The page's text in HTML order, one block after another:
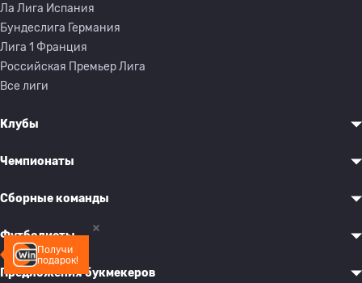
Получи
подарок!
Ла Лига Испания
Бундеслига Германия
Лига 1 Франция
Российская Премьер Лига
Все лиги
Клубы
Чемпионаты
Сборные команды
Футболисты
Предложения букмекеров